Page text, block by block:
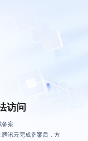
访问
备案
讯云完成备案后，方